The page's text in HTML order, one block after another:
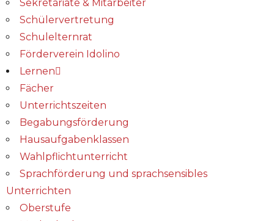
Sekretariate & Mitarbeiter
Schülervertretung
Schulelternrat
Förderverein Idolino
Lernen
Fächer
Unterrichtszeiten
Begabungs­förderung
Hausaufgabenklassen
Wahlpflichtunterricht
Sprachförderung und sprachsensibles
Unterrichten
Oberstufe